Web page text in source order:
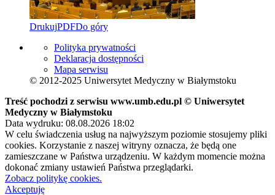
DrukujPDFDo góry
Polityka prywatności
Deklaracja dostępności
Mapa serwisu
© 2012-2025 Uniwersytet Medyczny w Białymstoku
Treść pochodzi z serwisu www.umb.edu.pl © Uniwersytet
Medyczny w Białymstoku
Data wydruku: 08.08.2026 18:02
W celu świadczenia usług na najwyższym poziomie stosujemy pliki
cookies. Korzystanie z naszej witryny oznacza, że będą one
zamieszczane w Państwa urządzeniu. W każdym momencie można
dokonać zmiany ustawień Państwa przeglądarki.
Zobacz politykę cookies.
Akceptuję